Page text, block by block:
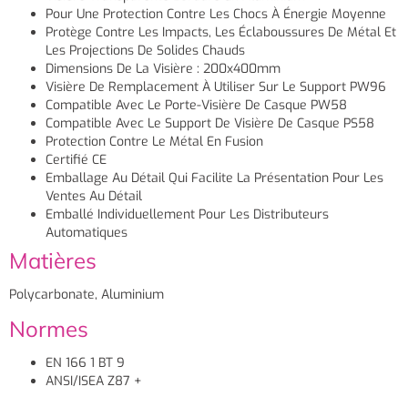
Pour Une Protection Contre Les Chocs À Énergie Moyenne
Protège Contre Les Impacts, Les Éclaboussures De Métal Et
Les Projections De Solides Chauds
Dimensions De La Visière : 200x400mm
Visière De Remplacement À Utiliser Sur Le Support PW96
Compatible Avec Le Porte-Visière De Casque PW58
Compatible Avec Le Support De Visière De Casque PS58
Protection Contre Le Métal En Fusion
Certifié CE
Emballage Au Détail Qui Facilite La Présentation Pour Les
Ventes Au Détail
Emballé Individuellement Pour Les Distributeurs
Automatiques
Matières
Polycarbonate, Aluminium
Normes
EN 166 1 BT 9
ANSI/ISEA Z87 +